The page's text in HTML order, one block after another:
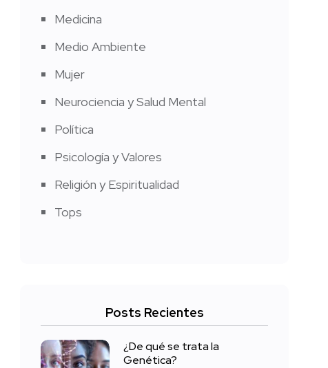
Medicina
Medio Ambiente
Mujer
Neurociencia y Salud Mental
Política
Psicología y Valores
Religión y Espiritualidad
Tops
Posts Recientes
¿De qué se trata la
Genética?